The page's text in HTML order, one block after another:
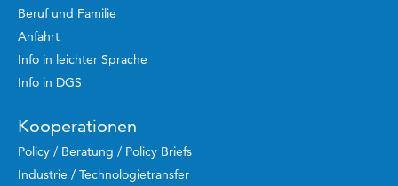
Beruf und Familie
Anfahrt
Info in leichter Sprache
Info in DGS
Kooperationen
Policy / Beratung / Policy Briefs
Industrie / Technologietransfer